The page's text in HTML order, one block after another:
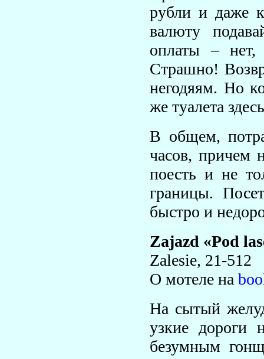
рубли и даже
валюту
оплаты – нет,
Страшно!
негодяям. Но
же туалета
В общем,
часов, причем
поесть и не
границы.
быстро и
Zajazd «Pod
Zalesie, 21-512
О мотеле на
На сытый
узкие дороги
безумным